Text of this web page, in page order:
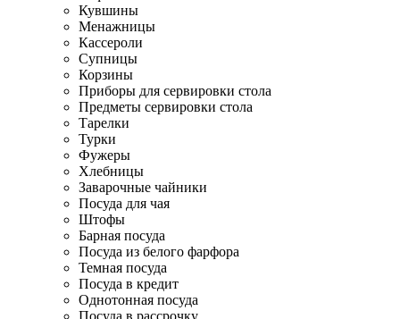
Кувшины
Менажницы
Кассероли
Супницы
Корзины
Приборы для сервировки стола
Предметы сервировки стола
Тарелки
Турки
Фужеры
Хлебницы
Заварочные чайники
Посуда для чая
Штофы
Барная посуда
Посуда из белого фарфора
Темная посуда
Посуда в кредит
Однотонная посуда
Посуда в рассрочку